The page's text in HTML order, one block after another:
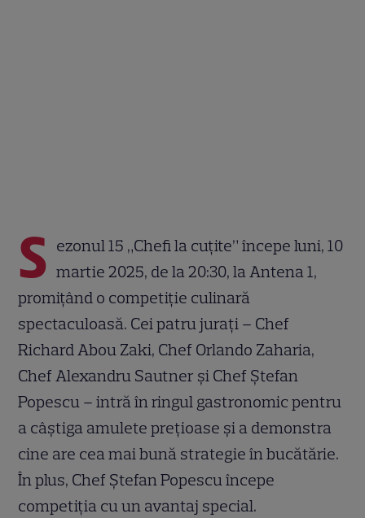
S ezonul 15 „Chefi la cuțite” începe luni, 10
martie 2025, de la 20:30, la Antena 1,
promițând o competiție culinară
spectaculoasă. Cei patru jurați – Chef
Richard Abou Zaki, Chef Orlando Zaharia,
Chef Alexandru Sautner și Chef Ștefan
Popescu – intră în ringul gastronomic pentru
a câștiga amulete prețioase și a demonstra
cine are cea mai bună strategie în bucătărie.
În plus, Chef Ștefan Popescu începe
competiția cu un avantaj special.